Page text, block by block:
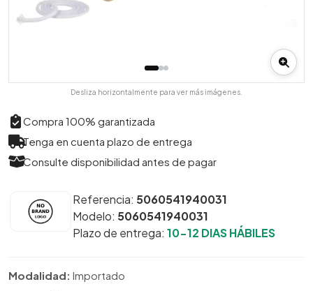
Desliza horizontalmente para ver más imágenes.
Compra 100% garantizada
Tenga en cuenta plazo de entrega
Consulte disponibilidad antes de pagar
Referencia: 5060541940031
Modelo: 5060541940031
Plazo de entrega: 10-12 DIAS HÁBILES
Modalidad: Importado